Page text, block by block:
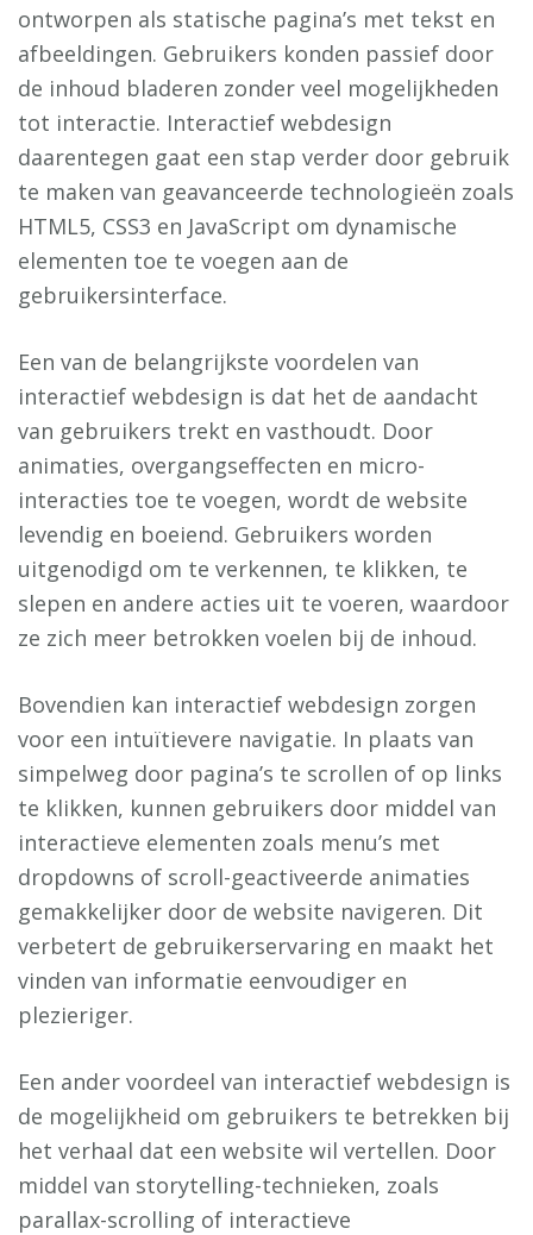
ontworpen als statische pagina’s met tekst en
afbeeldingen. Gebruikers konden passief door
de inhoud bladeren zonder veel mogelijkheden
tot interactie. Interactief webdesign
daarentegen gaat een stap verder door gebruik
te maken van geavanceerde technologieën zoals
HTML5, CSS3 en JavaScript om dynamische
elementen toe te voegen aan de
gebruikersinterface.
Een van de belangrijkste voordelen van
interactief webdesign is dat het de aandacht
van gebruikers trekt en vasthoudt. Door
animaties, overgangseffecten en micro-
interacties toe te voegen, wordt de website
levendig en boeiend. Gebruikers worden
uitgenodigd om te verkennen, te klikken, te
slepen en andere acties uit te voeren, waardoor
ze zich meer betrokken voelen bij de inhoud.
Bovendien kan interactief webdesign zorgen
voor een intuïtievere navigatie. In plaats van
simpelweg door pagina’s te scrollen of op links
te klikken, kunnen gebruikers door middel van
interactieve elementen zoals menu’s met
dropdowns of scroll-geactiveerde animaties
gemakkelijker door de website navigeren. Dit
verbetert de gebruikerservaring en maakt het
vinden van informatie eenvoudiger en
plezieriger.
Een ander voordeel van interactief webdesign is
de mogelijkheid om gebruikers te betrekken bij
het verhaal dat een website wil vertellen. Door
middel van storytelling-technieken, zoals
parallax-scrolling of interactieve